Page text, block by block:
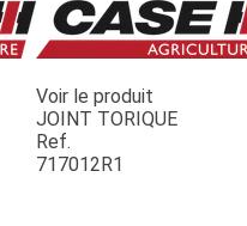
Voir le produit
JOINT TORIQUE
Ref.
717012R1